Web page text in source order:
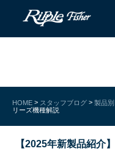
HOME > スタッフブログ > 製品別
リーズ機種解説
【2025年新製品紹介